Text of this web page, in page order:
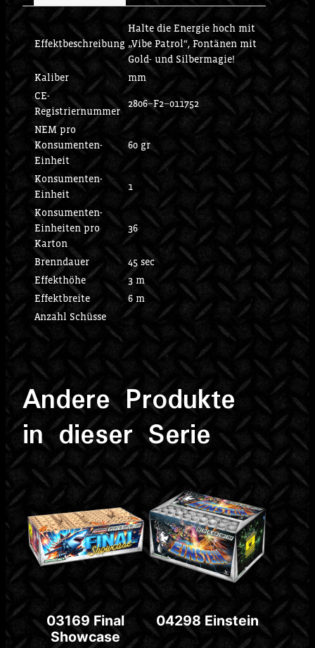
Effektbeschreibung
Halte die Energie hoch mit
„Vibe Patrol“, Fontänen mit
Gold- und Silbermagie!
Kaliber
mm
CE-
Registriernummer
2806−F2−011752
NEM pro
Konsumenten-
Einheit
60 gr
Konsumenten-
Einheit
1
Konsumenten-
Einheiten pro
Karton
36
Brenndauer
45 sec
Effekthöhe
3 m
Effektbreite
6 m
Anzahl Schüsse
Andere Produkte
in dieser Serie
03169 Final
Showcase
04298 Einstein